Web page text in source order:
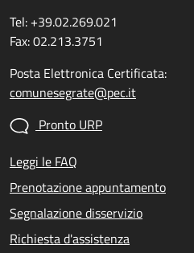
Tel: +39.02.269.021
Fax: 02.213.3751
Posta Elettronica Certificata:
comunesegrate@pec.it
Pronto URP
Leggi le FAQ
Prenotazione appuntamento
Segnalazione disservizio
Richiesta d'assistenza